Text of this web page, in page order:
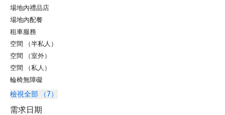
場地內禮品店
場地內配餐
租車服務
空間 （半私人）
空間 （室外）
空間 （私人）
輪椅無障礙
檢視全部 （7）
需求日期